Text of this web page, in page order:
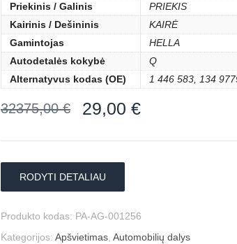
Priekinis / Galinis
PRIEKIS
Kairinis / Dešininis
KAIRĖ
Gamintojas
HELLA
Autodetalės kokybė
Q
Alternatyvus kodas (OE)
1 446 583, 134
32375,00€ 29,00 €
RODYTI DETALIAU
Produkto kodas: PA-AG-001256
Kategorijos: Apšvietimas Automobilių dalys